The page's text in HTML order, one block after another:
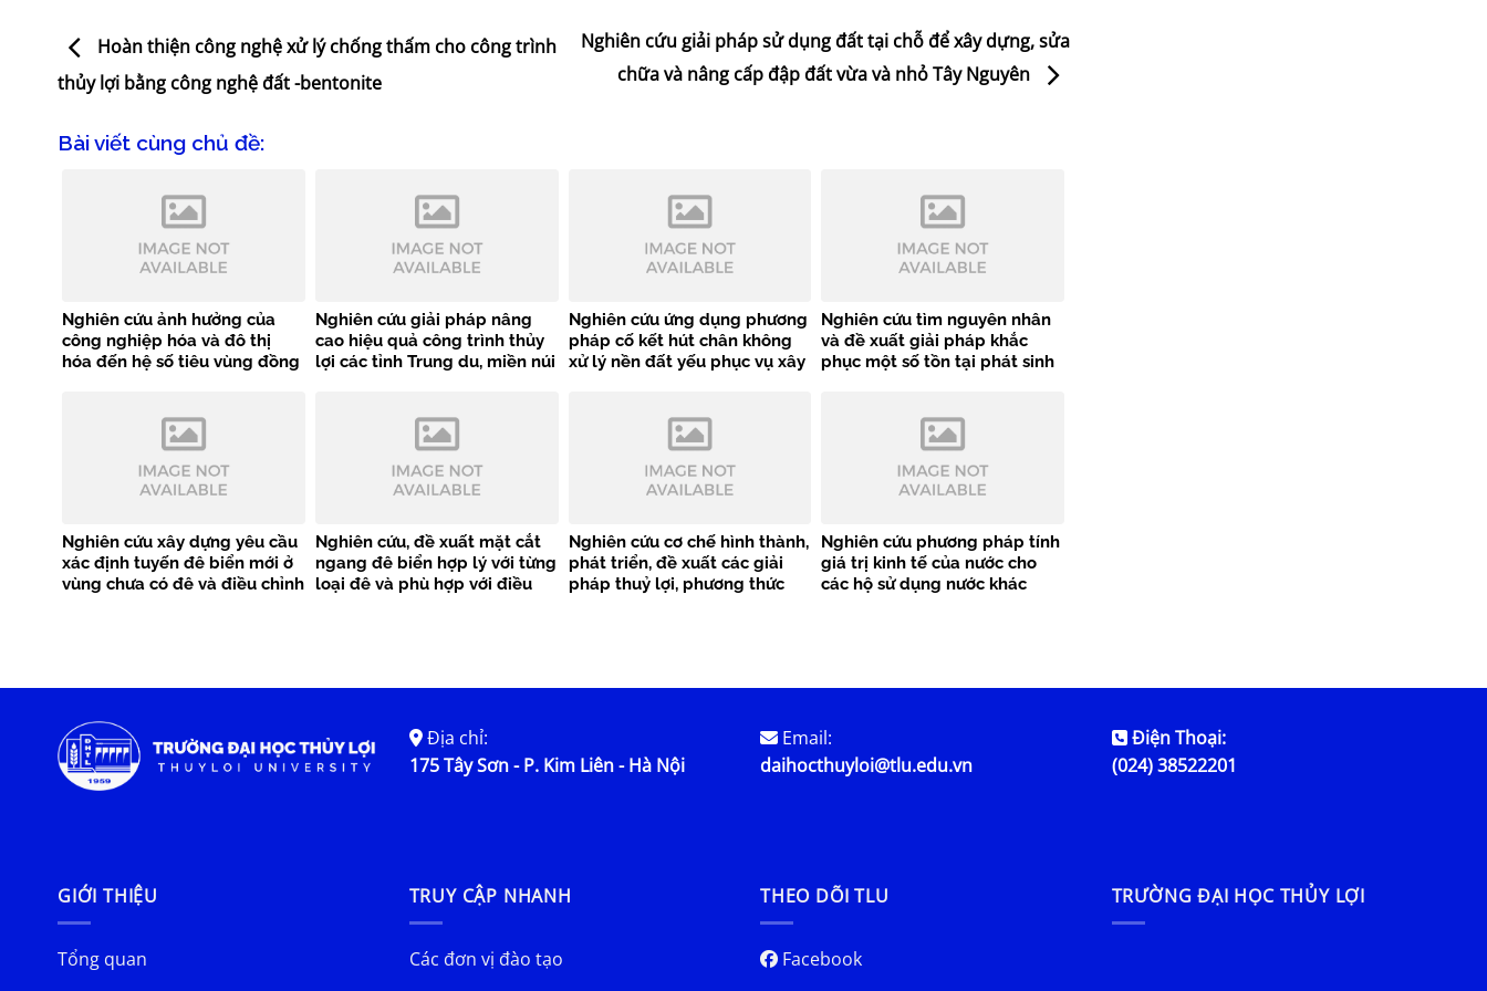
Hoàn thiện công nghệ xử lý chống thấm cho công trình
thủy lợi bằng công nghệ đất -bentonite
Nghiên cứu giải pháp sử dụng đất tại chỗ để xây dựng, sửa
chữa và nâng cấp đập đất vừa và nhỏ Tây Nguyên
Bài viết cùng chủ đề:
Nghiên cứu ảnh hưởng của
công nghiệp hóa và đô thị
hóa đến hệ số tiêu vùng đồng
Nghiên cứu giải pháp nâng
cao hiệu quả công trình thủy
lợi các tỉnh Trung du, miền núi
Nghiên cứu ứng dụng phương
pháp cố kết hút chân không
xử lý nền đất yếu phục vụ xây
Nghiên cứu tìm nguyên nhân
và đề xuất giải pháp khắc
phục một số tồn tại phát sinh
Nghiên cứu xây dựng yêu cầu
xác định tuyến đê biển mới ở
vùng chưa có đê và điều chỉnh
Nghiên cứu, đề xuất mặt cắt
ngang đê biển hợp lý với từng
loại đê và phù hợp với điều
Nghiên cứu cơ chế hình thành,
phát triển, đề xuất các giải
pháp thuỷ lợi, phương thức
Nghiên cứu phương pháp tính
giá trị kinh tế của nước cho
các hộ sử dụng nước khác
Địa chỉ:
175 Tây Sơn - P. Kim Liên - Hà Nội
Email:
daihocthuyloi@tlu.edu.vn
Điện Thoại:
(024) 38522201
GIỚI THIỆU
Tổng quan
TRUY CẬP NHANH
Các đơn vị đào tạo
THEO DÕI TLU
Facebook
TRƯỜNG ĐẠI HỌC THỦY LỢI